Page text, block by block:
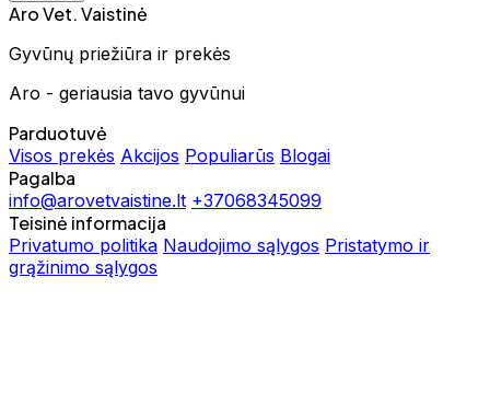
Aro Vet. Vaistinė
Gyvūnų priežiūra ir prekės
Aro - geriausia tavo gyvūnui
Parduotuvė
Visos prekės Akcijos Populiarūs Blogai
Pagalba
info@arovetvaistine.lt +37068345099
Teisinė informacija
Privatumo politika Naudojimo sąlygos Pristatymo ir
grąžinimo sąlygos